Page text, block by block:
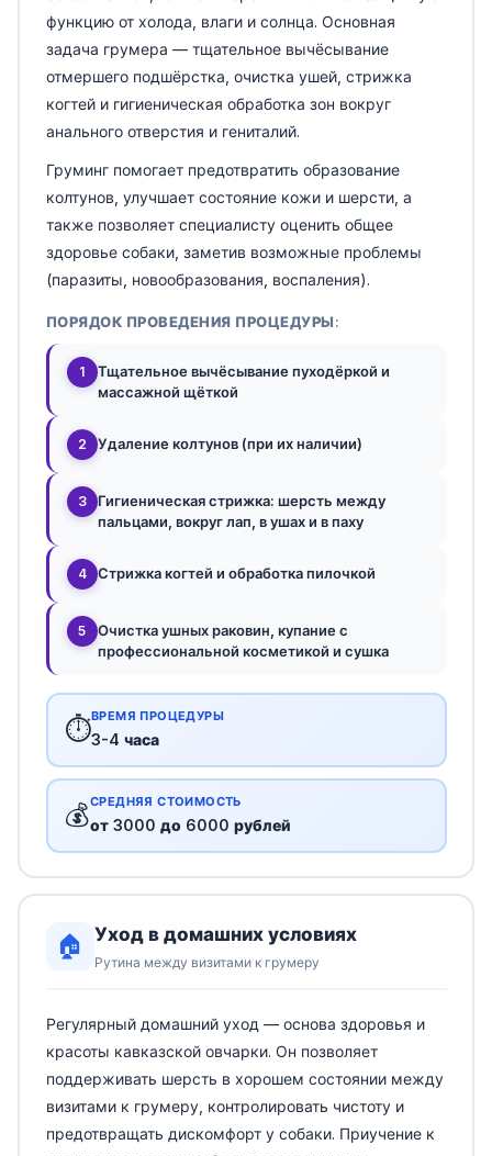
функцию от холода, влаги и солнца. Основная
задача грумера — тщательное вычёсывание
отмершего подшёрстка, очистка ушей, стрижка
когтей и гигиеническая обработка зон вокруг
анального отверстия и гениталий.
Груминг помогает предотвратить образование
колтунов, улучшает состояние кожи и шерсти, а
также позволяет специалисту оценить общее
здоровье собаки, заметив возможные проблемы
(паразиты, новообразования, воспаления).
ПОРЯДОК ПРОВЕДЕНИЯ ПРОЦЕДУРЫ:
1
Тщательное вычёсывание пуходёркой и
массажной щёткой
2 Удаление колтунов (при их наличии)
3
Гигиеническая стрижка: шерсть между
пальцами, вокруг лап, в ушах и в паху
4 Стрижка когтей и обработка пилочкой
5
Очистка ушных раковин, купание с
профессиональной косметикой и сушка
⏱️ВРЕМЯ ПРОЦЕДУРЫ
3-4 часа
💰СРЕДНЯЯ СТОИМОСТЬ
от 3000 до 6000 рублей
🏠 Уход в домашних условиях
Рутина между визитами к грумеру
Регулярный домашний уход — основа здоровья и
красоты кавказской овчарки. Он позволяет
поддерживать шерсть в хорошем состоянии между
визитами к грумеру, контролировать чистоту и
предотвращать дискомфорт у собаки. Приучение к